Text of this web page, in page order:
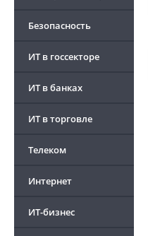
Безопасность
ИТ в госсекторе
ИТ в банках
ИТ в торговле
Телеком
Интернет
ИТ-бизнес